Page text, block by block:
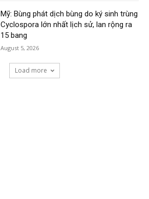
Mỹ: Bùng phát dịch bùng do ký sinh trùng
Cyclospora lớn nhất lịch sử, lan rộng ra
15 bang
August 5, 2026
Load more